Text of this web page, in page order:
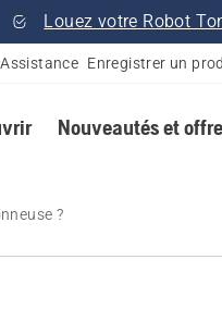
Louez votre Robot
Assistance Enregistrer un
Nouveautés et
?